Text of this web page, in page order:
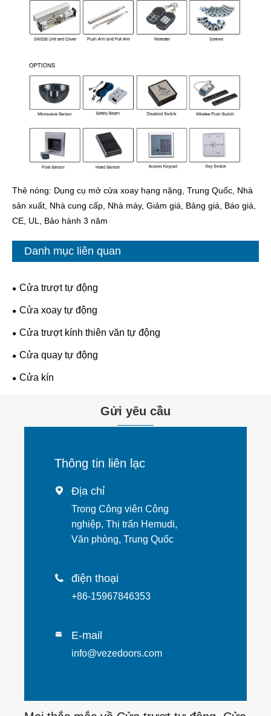
Thẻ nóng: Dụng cụ mở cửa xoay hạng nặng, Trung Quốc, Nhà
sản xuất, Nhà cung cấp, Nhà máy, Giảm giá, Bảng giá, Báo giá,
CE, UL, Bảo hành 3 năm
Danh mục liên quan
Cửa trượt tự động
Cửa xoay tự động
Cửa trượt kính thiên văn tự động
Cửa quay tự động
Cửa kín
Gửi yêu cầu
Thông tin liên lạc
 Địa chỉ
Trong Công viên Công
nghiệp, Thị trấn Hemudi,
Văn phòng, Trung Quốc
 điện thoại
+86-15967846353
 E-mail
info@vezedoors.com